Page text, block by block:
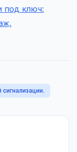
под ключ: